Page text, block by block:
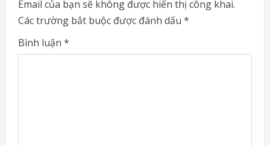
e
R
Email của bạn sẽ không được hiển thị công khai.
Các trường bắt buộc được đánh dấu *
Bình luận *